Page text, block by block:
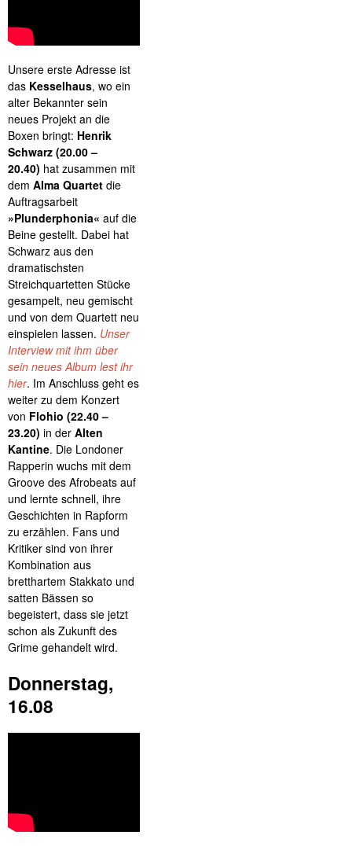
Unsere erste Adresse ist
das Kesselhaus, wo ein
alter Bekannter sein
neues Projekt an die
Boxen bringt: Henrik
Schwarz (20.00 –
20.40) hat zusammen mit
dem Alma Quartet die
Auftragsarbeit
»Plunderphonia« auf die
Beine gestellt. Dabei hat
Schwarz aus den
dramatischsten
Streichquartetten Stücke
gesampelt, neu gemischt
und von dem Quartett neu
einspielen lassen. Unser
Interview mit ihm über
sein neues Album lest ihr
hier. Im Anschluss geht es
weiter zu dem Konzert
von Flohio (22.40 –
23.20) in der Alten
Kantine. Die Londoner
Rapperin wuchs mit dem
Groove des Afrobeats auf
und lernte schnell, ihre
Geschichten in Rapform
zu erzählen. Fans und
Kritiker sind von ihrer
Kombination aus
bretthartem Stakkato und
satten Bässen so
begeistert, dass sie jetzt
schon als Zukunft des
Grime gehandelt wird.
Donnerstag,
16.08